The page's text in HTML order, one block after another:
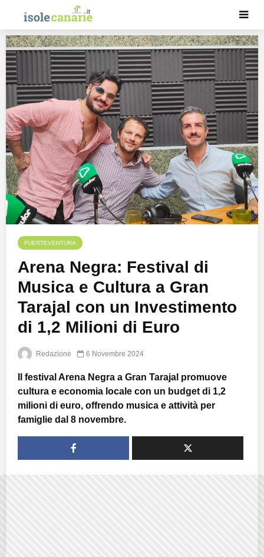
FUERTEVENTURA
Arena Negra: Festival di
Musica e Cultura a Gran
Tarajal con un Investimento
di 1,2 Milioni di Euro
Redazione 6 Novembre 2024
Il festival Arena Negra a Gran Tarajal promuove
cultura e economia locale con un budget di 1,2
milioni di euro, offrendo musica e attività per
famiglie dal 8 novembre.